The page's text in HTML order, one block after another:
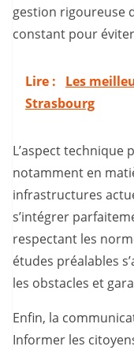
gestion rigoureuse
constant pour
Lire :
Les
Strasbourg
L’aspect technique
notamment en
infrastructures
s’intégrer
respectant les
études préalables
les obstacles et
Enfin, la
Informer les